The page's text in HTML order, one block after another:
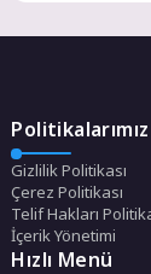
Politikalarımız
Gizlilik Politikası
Çerez Politikası
Telif Hakları
İçerik Yönetimi
Hızlı Menü